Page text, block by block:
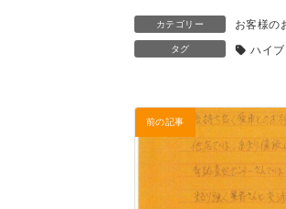
カテゴリー お客様の
タグ ハイ
前の記事